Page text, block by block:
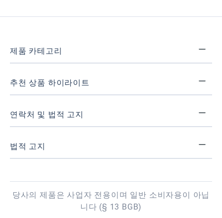
제품 카테고리
추천 상품 하이라이트
연락처 및 법적 고지
법적 고지
당사의 제품은 사업자 전용이며 일반 소비자용이 아닙
니다 (§ 13 BGB)